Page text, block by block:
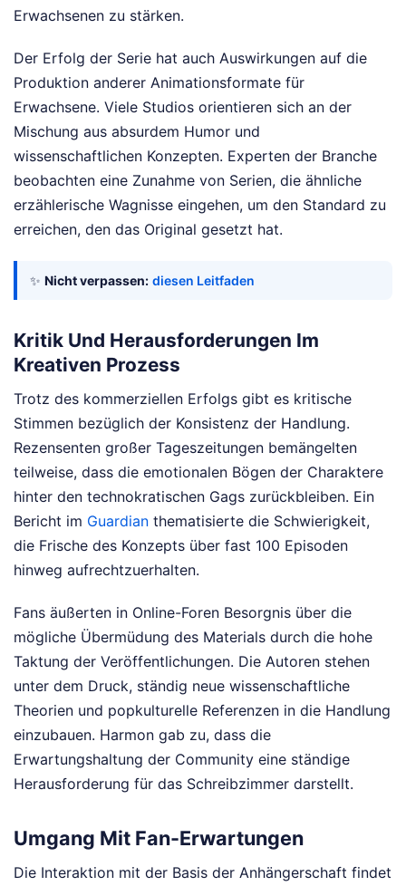
Erwachsenen zu stärken.
Der Erfolg der Serie hat auch Auswirkungen auf die
Produktion anderer Animationsformate für
Erwachsene. Viele Studios orientieren sich an der
Mischung aus absurdem Humor und
wissenschaftlichen Konzepten. Experten der Branche
beobachten eine Zunahme von Serien, die ähnliche
erzählerische Wagnisse eingehen, um den Standard zu
erreichen, den das Original gesetzt hat.
✨ Nicht verpassen: diesen Leitfaden
Kritik Und Herausforderungen Im
Kreativen Prozess
Trotz des kommerziellen Erfolgs gibt es kritische
Stimmen bezüglich der Konsistenz der Handlung.
Rezensenten großer Tageszeitungen bemängelten
teilweise, dass die emotionalen Bögen der Charaktere
hinter den technokratischen Gags zurückbleiben. Ein
Bericht im Guardian thematisierte die Schwierigkeit,
die Frische des Konzepts über fast 100 Episoden
hinweg aufrechtzuerhalten.
Fans äußerten in Online-Foren Besorgnis über die
mögliche Übermüdung des Materials durch die hohe
Taktung der Veröffentlichungen. Die Autoren stehen
unter dem Druck, ständig neue wissenschaftliche
Theorien und popkulturelle Referenzen in die Handlung
einzubauen. Harmon gab zu, dass die
Erwartungshaltung der Community eine ständige
Herausforderung für das Schreibzimmer darstellt.
Umgang Mit Fan-Erwartungen
Die Interaktion mit der Basis der Anhängerschaft findet